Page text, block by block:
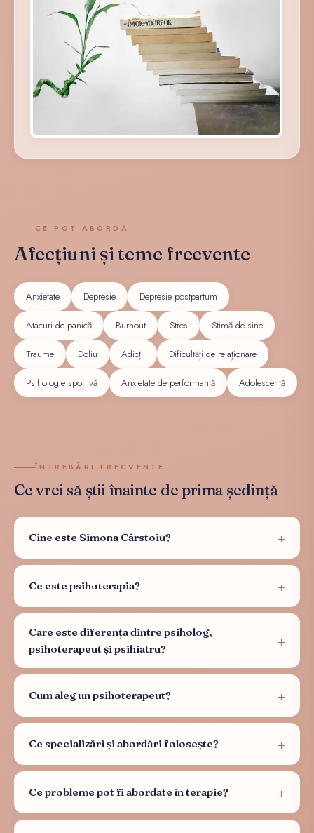
CE POT ABORDA
Afecțiuni și teme frecvente
Anxietate Depresie Depresie postpartum
Atacuri de panică Burnout Stres Stimă de sine
Traume Doliu Adicții Dificultăți de relaționare
Psihologie sportivă Anxietate de performanță Adolescență
ÎNTREBĂRI FRECVENTE
Ce vrei să știi înainte de prima ședință
Cine este Simona Cârstoiu?
Ce este psihoterapia?
Care este diferența dintre psiholog,
psihoterapeut și psihiatru?
Cum aleg un psihoterapeut?
Ce specializări și abordări folosește?
Ce probleme pot fi abordate în terapie?